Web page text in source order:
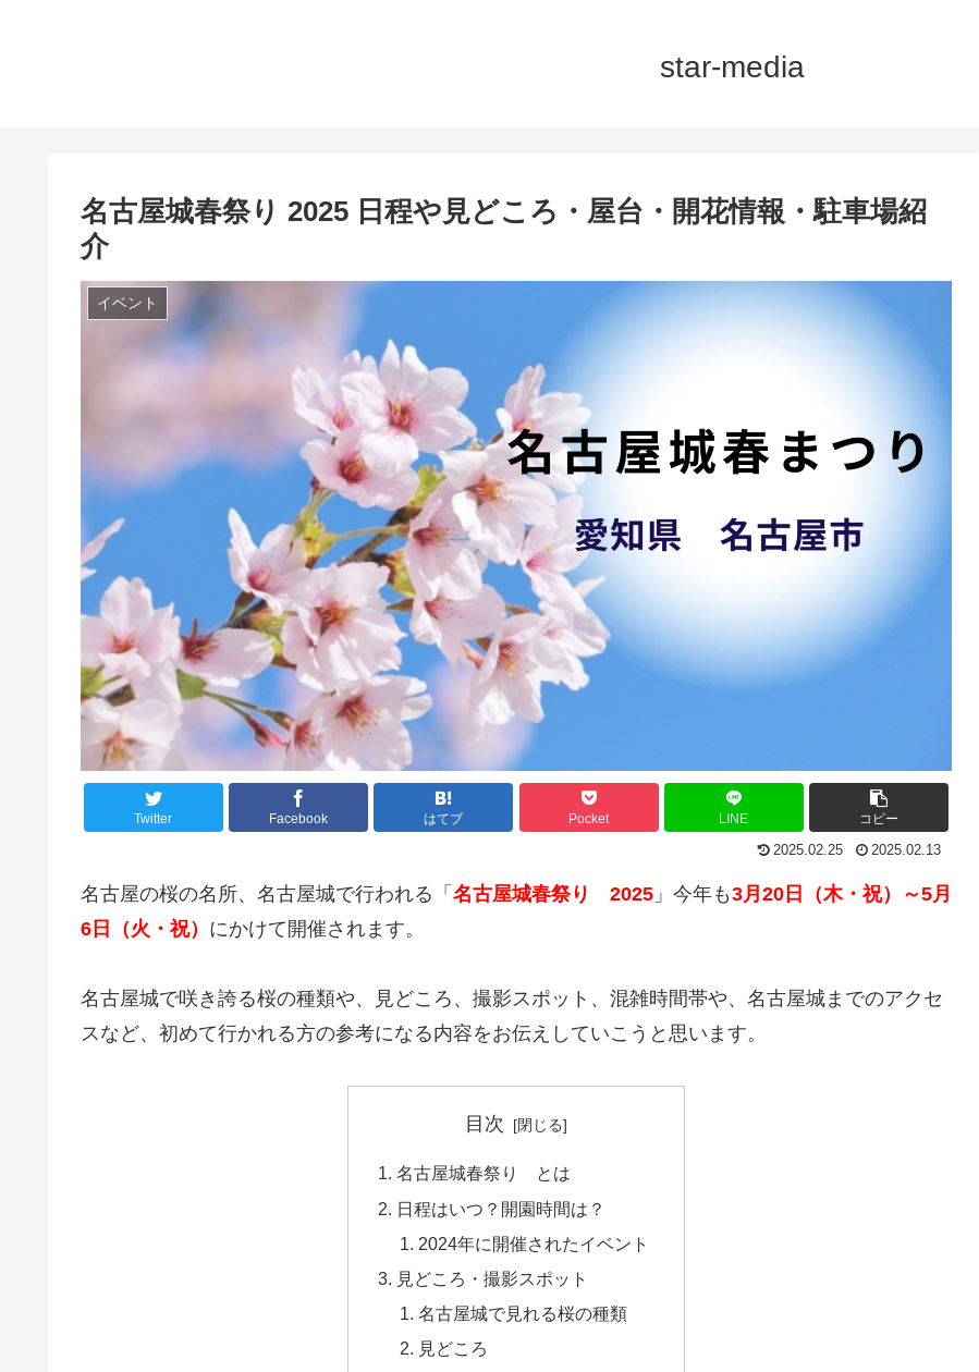
star-media
名古屋城春祭り 2025 日程や見どころ・屋台・開花情報・駐車場紹
介
イベント
Twitter Facebook はてブ Pocket LINE コピー
2025.02.25 2025.02.13
名古屋の桜の名所、名古屋城で行われる「 名古屋城春祭り 2025 」今年も3月20日（木・祝）～5月
6日（火・祝） にかけて開催されます。
名古屋城で咲き誇る桜の種類や、見どころ、撮影スポット、混雑時間帯や、名古屋城までのアクセ
スなど、初めて行かれる方の参考になる内容をお伝えしていこうと思います。
目次
名古屋城春祭り とは
日程はいつ？開園時間は？
2024年に開催されたイベント
見どころ・撮影スポット
名古屋城で見れる桜の種類
見どころ